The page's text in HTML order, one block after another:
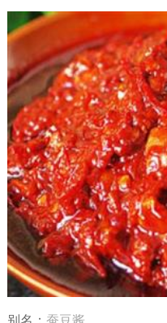
别名： 蚕豆酱